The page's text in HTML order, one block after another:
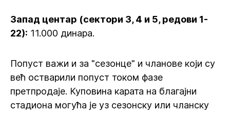
Запад центар (сектори 3, 4 и 5, редови 1-
22): 11.000 динара.
Попуст важи и за "сезонце" и чланове који су
већ остварили попуст током фазе
претпродаје. Куповина карата на благајни
стадиона могућа је уз сезонску или чланску